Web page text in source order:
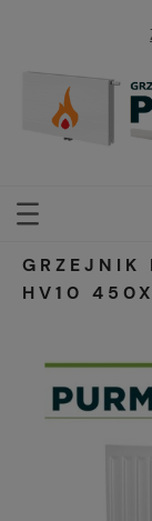
GRZEJNIK
HV10